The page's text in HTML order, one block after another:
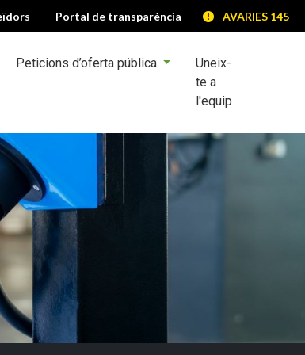
Portal de transparència AVARIES 145
Peticions d’oferta pública
Uneix-
te a
l'equip